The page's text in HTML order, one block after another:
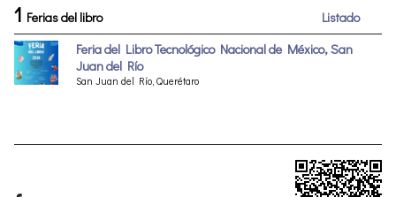
1 Ferias del libro
Listado
Feria del Libro Tecnológico Nacional de México, San
Juan del Río
San Juan del Río, Querétaro